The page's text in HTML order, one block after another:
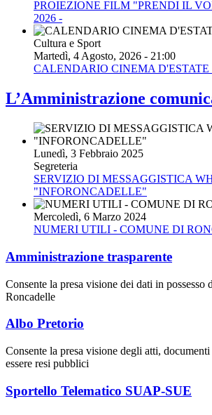
PROIEZIONE FILM "PRENDI IL
2026 -
Cultura e Sport
Martedì, 4 Agosto, 2026 - 21:00
CALENDARIO CINEMA D'ESTATE
L’Amministrazione
Lunedì, 3 Febbraio 2025
Segreteria
SERVIZIO DI MESSAGGISTICA
"INFORONCADELLE"
Mercoledì, 6 Marzo 2024
NUMERI UTILI - COMUNE DI
Amministrazione trasparente
Consente la presa visione dei dati in possesso
Roncadelle
Albo Pretorio
Consente la presa visione degli atti,
essere resi pubblici
Sportello Telematico SUAP-SUE